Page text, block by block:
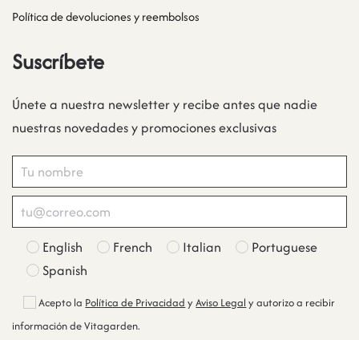
Política de devoluciones y reembolsos
Suscríbete
Únete a nuestra newsletter y recibe antes que nadie
nuestras novedades y promociones exclusivas
English French Italian
Portuguese
Spanish
Acepto la Política de Privacidad yAviso Legal y autorizo a recibir
información de Vitagarden.